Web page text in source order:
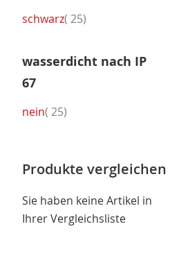
schwarz 25Artikel
wasserdicht nach IP
67
nein 25Artikel
Produkte vergleichen
Sie haben keine Artikel in
Ihrer Vergleichsliste